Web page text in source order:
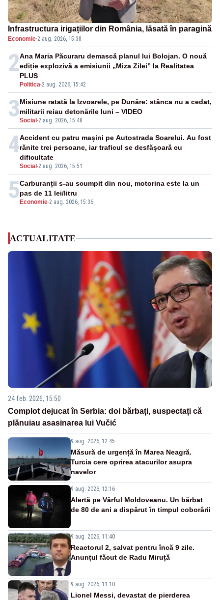
Infrastructura irigațiilor din România, lăsată în paragină
Economie·2 aug. 2026, 15:38
2
Politica-2 aug. 2026, 15:42
Ana Maria Păcuraru demască planul lui Bolojan. O nouă
ediție explozivă a emisiunii „Miza Zilei” la Realitatea
PLUS
3Social -2 aug. 2026, 15:48
Misiune ratată la Izvoarele, pe Dunăre: stânca nu a cedat,
militarii reiau detonările luni – VIDEO
4
Social -2 aug. 2026, 15:51
Accident cu patru mașini pe Autostrada Soarelui. Au fost
rănite trei persoane, iar traficul se desfășoară cu
dificultate
5 Economie-2 aug. 2026, 15:36
Carburanții s-au scumpit din nou, motorina este la un
pas de 11 lei/litru
ACTUALITATE
24 feb. 2026, 15:50
Complot dejucat în Serbia: doi bărbați, suspectați că
plănuiau asasinarea lui Vučić
9 aug. 2026, 12:45
Măsură de urgență în Marea Neagră.
Turcia cere oprirea atacurilor asupra
navelor
9 aug. 2026, 12:16
Alertă pe Vârful Moldoveanu. Un bărbat
de 80 de ani a dispărut în timpul coborârii
9 aug. 2026, 11:40
Reactorul 2, salvat pentru încă 9 zile.
Anunțul făcut de Radu Miruță
9 aug. 2026, 11:10
Lionel Messi, devastat de pierderea